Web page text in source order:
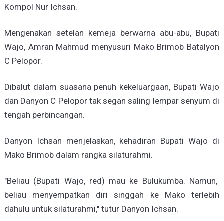
Kompol Nur Ichsan.
Mengenakan setelan kemeja berwarna abu-abu, Bupati
Wajo, Amran Mahmud menyusuri Mako Brimob Batalyon
C Pelopor.
Dibalut dalam suasana penuh kekeluargaan, Bupati Wajo
dan Danyon C Pelopor tak segan saling lempar senyum di
tengah perbincangan.
Danyon Ichsan menjelaskan, kehadiran Bupati Wajo di
Mako Brimob dalam rangka silaturahmi.
"Beliau (Bupati Wajo, red) mau ke Bulukumba. Namun,
beliau menyempatkan diri singgah ke Mako terlebih
dahulu untuk silaturahmi," tutur Danyon Ichsan.